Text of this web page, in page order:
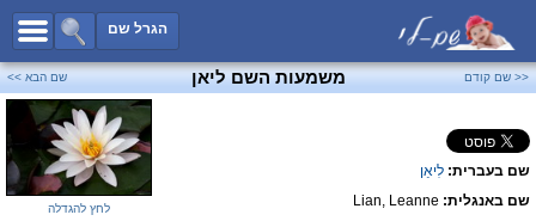
הגרל שם
כל השמות
שמות לבנים
שמות לבנות
שמות משותפים
שמות נפוצים
<< שם קודם משמעות השם ליאן שם הבא >>
שם בעברית: לִיאַן
שם באנגלית: Lian, Leanne
לחץ להגדלה